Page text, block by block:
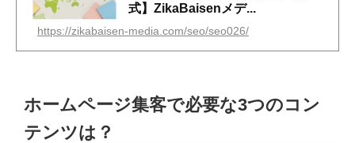
式】ZikaBaisenメデ...
https://zikabaisen-media.com/seo/seo026/
ホームページ集客で必要な3つのコン
テンツは？